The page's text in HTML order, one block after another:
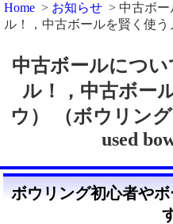
Home > お知らせ > 中古ボ
ル！，中古ボールを賢く使う
中古ボールにつ
ル！，中古ボー
ウ） （ボウリン
used
ボウリング初心者や